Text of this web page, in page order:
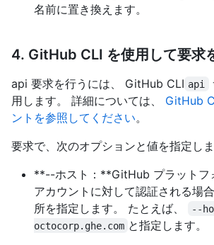
名前に置き換えます。
4. GitHub CLI を使用して要求
api 要求を行うには、 GitHub CLI api
用します。 詳細については、 GitHub
ントを参照してください。
要求で、次のオプションと値を指定しま
**--ホスト：**GitHub プラットフ
アカウントに対して認証される場
所を指定します。 たとえば、
--
octocorp.ghe.com と指定します。